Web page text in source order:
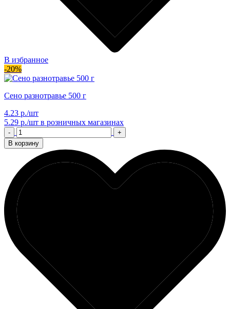
В избранное
-20%
Сено разнотравье 500 г
4.23 р./шт
5.29 р./шт в розничных магазинах
-
+
В корзину